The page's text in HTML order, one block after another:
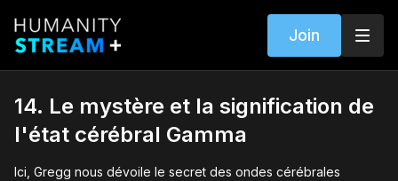
Join
14. Le mystère et la signification de
l'état cérébral Gamma
Ici, Gregg nous dévoile le secret des ondes cérébrales